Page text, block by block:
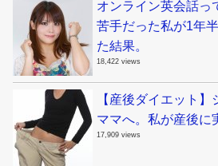
オンライン英会話っ
苦手だった私が1年
た結果。
18,422 views
【産後ダイエット
ママへ。私が産後に
17,909 views